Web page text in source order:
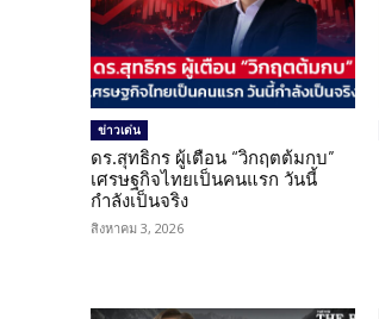
ข่าวเด่น
ดร.สุทธิกร ผู้เตือน “วิกฤตต้มกบ”
เศรษฐกิจไทยเป็นคนแรก วันนี้
กำลังเป็นจริง
สิงหาคม 3, 2026